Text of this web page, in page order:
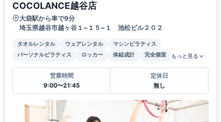
COCOLANCE越谷店
大袋駅から車で9分
埼玉県越谷市越ヶ谷１−１５−１ 池松ビル２０２
タオルレンタル ウェアレンタル
マシンピラティス
パーソナルピラティス
ロッカー 体組成計 完全個室 もっと見る
営業時間
9:00〜21:45
定休日
無し